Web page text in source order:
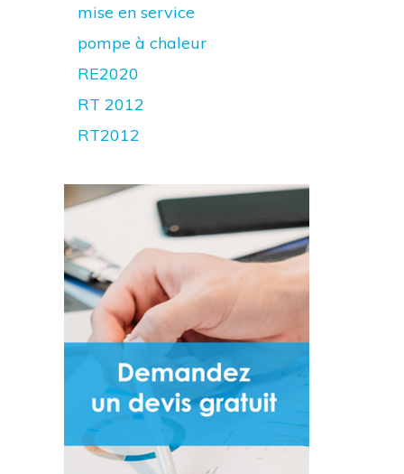
mise en service
pompe à chaleur
RE2020
RT 2012
RT2012